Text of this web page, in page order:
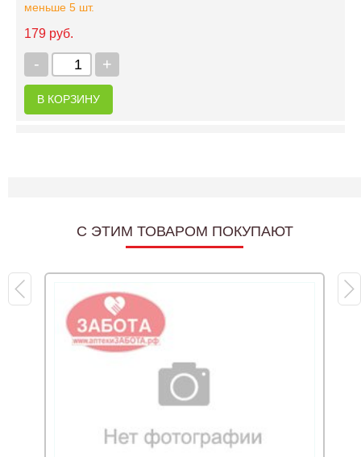
меньше 5 шт.
179 руб.
+
-
В КОРЗИНУ
C ЭТИМ ТОВАРОМ ПОКУПАЮТ